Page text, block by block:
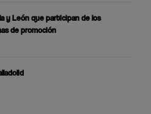
y León que participan de los
de promoción